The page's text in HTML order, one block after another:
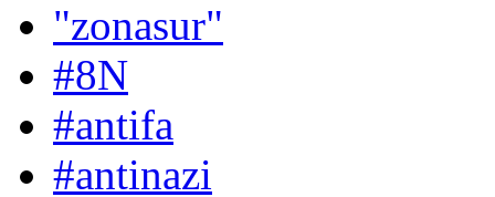
"zonasur"
#8N
#antifa
#antinazi